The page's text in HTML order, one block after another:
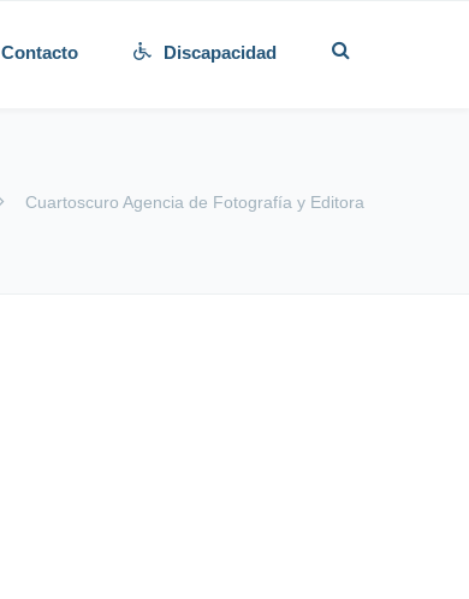
Contacto Discapacidad
Cuartoscuro Agencia de Fotografía y Editora